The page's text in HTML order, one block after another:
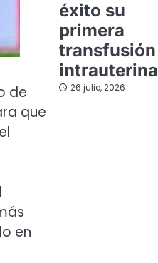
de
que
en
éxito su
primera
transfusión
intrauterina
26 julio, 2026